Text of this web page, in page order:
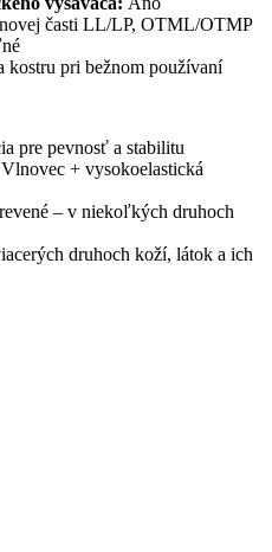
časti LL/LP, OTML/OTMP
kostru pri bežnom používaní
pre pevnosť a stabilitu
Vlnovec + vysokoelastická
– v niekoľkých druhoch
druhoch koží, látok a ich